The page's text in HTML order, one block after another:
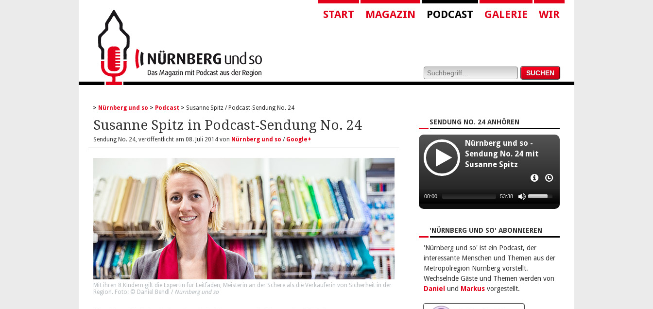
START MAGAZIN PODCAST GALERIE WIR
Nürnberg und so Podcast Susanne Spitz / Podcast-Sendung No. 24
Susanne Spitz in Podcast-Sendung No. 24
Sendung No. 24, veröffentlicht am 08. Juli 2014 von Nürnberg und so / Google+
Mit ihren 8 Kindern gilt die Expertin für Leitfäden, Meisterin an der Schere als die Verkäuferin von Sicherheit in der
Region. Foto: © Daniel Bendl / Nürnberg und so
SENDUNG NO. 24 ANHÖREN
Nürnberg und so -
Sendung No. 24 mit
Susanne Spitz
Stoffverliebt widmete sich Susanne
interessante Menschen und Ihre Themen
aus der Metropolregion Nürnberg vor.
Veröffentlicht am 08. Juli 2014.
00:00 53:38
'NÜRNBERG UND SO' ABONNIEREN
'Nürnberg und so' ist ein Podcast, der
interessante Menschen und Themen aus der
Metropolregion Nürnberg vorstellt.
Wechselnde Gäste und Themen werden von
Daniel und Markus vorgestellt.